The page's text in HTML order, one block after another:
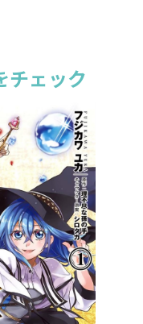
チェック